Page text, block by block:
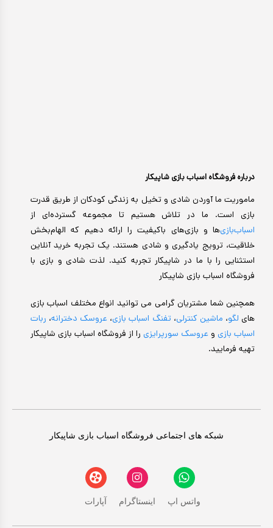
درباره فروشگاه اسباب بازی شاپیکار
ماموریت ما آوردن شادی و تخیل به زندگی کودکان از طریق قدرت
بازی است. ما در تلاش هستیم تا مجموعه گسترده‌ای از
اسباب‌بازی‌ها و بازی‌های باکیفیت را ارائه دهیم که الهام‌بخش
خلاقیت، ترویج یادگیری و شادی هستند. یک تجربه خرید آنلاین
استثنایی را با ما در شاپیکار تجربه کنید. لذت شادی و بازی با
فروشگاه اسباب بازی شاپیکار
همچنین شما مشتریان گرامی می توانید انواع مختلف اسباب بازی
های لگو، ماشین کنترلی،تفنگ اسباب بازی، عروسک دخترانه، ربات
اسباب بازی و عروسک سورپرایزی را از فروشگاه اسباب بازی شاپیکار
تهیه فرمایید.
شبکه های اجتماعی فروشگاه اسباب بازی شاپیکار
واتس اپ اینستاگرام آپارات